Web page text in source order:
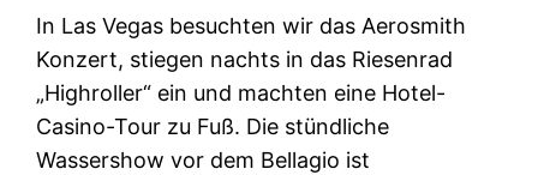
In Las Vegas besuchten wir das Aerosmith
Konzert, stiegen nachts in das Riesenrad
„Highroller“ ein und machten eine Hotel-
Casino-Tour zu Fuß. Die stündliche
Wassershow vor dem Bellagio ist